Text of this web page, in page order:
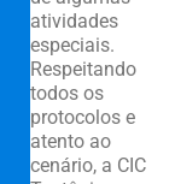
atividades
especiais.
Respeitando
todos os
protocolos e
atento ao
cenário, a CIC